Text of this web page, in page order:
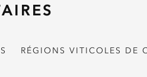
RÉGIONS VITICOLES DE